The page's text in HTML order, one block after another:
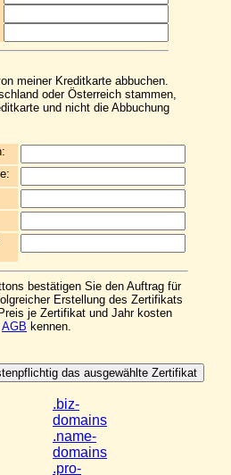
meiner Kreditkarte abbuchen.
oder Österreich stammen,
und nicht die Abbuchung
bestätigen Sie den Auftrag für
Erstellung des Zertifikats
je Zertifikat und Jahr kosten
AGB kennen.
.biz-
domains
.name-
domains
.pro-